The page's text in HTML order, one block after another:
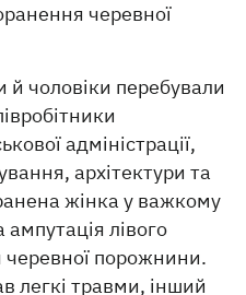
черевної
чоловіки перебували
адміністрації,
архітектури та
жінка у важкому
лівого
черевної порожнини.
легкі травми, інший